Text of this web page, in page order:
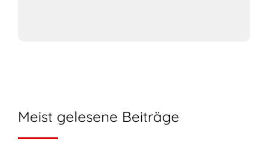
Meist gelesene Beiträge